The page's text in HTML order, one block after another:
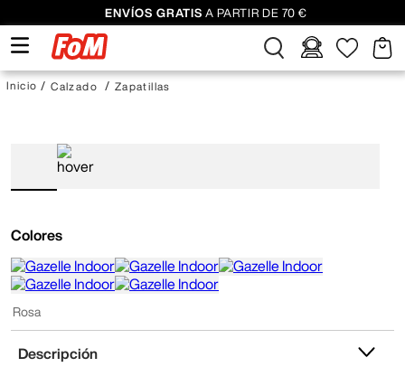
ENVÍOS GRATIS A PARTIR DE 70 €
Calzado Zapatillas
Colores
Rosa
Descripción